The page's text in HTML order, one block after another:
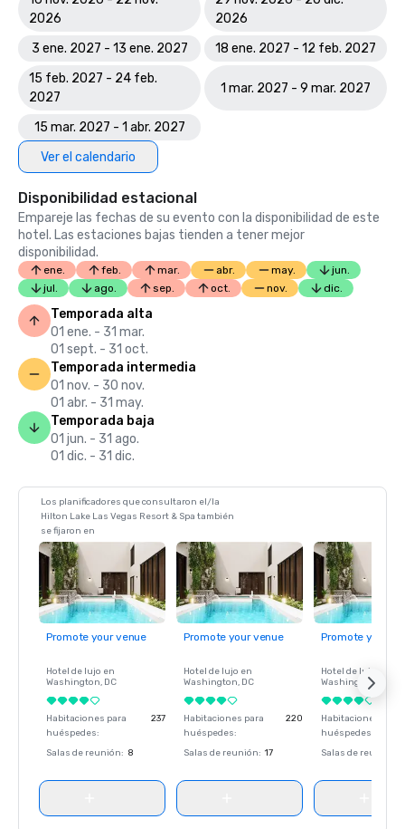
2026
2026
3 ene. 2027 - 13 ene. 2027
18 ene. 2027 - 12 feb. 2027
15 feb. 2027 - 24 feb.
2027
1 mar. 2027 - 9 mar. 2027
15 mar. 2027 - 1 abr. 2027
Ver el calendario
Disponibilidad estacional
Empareje las fechas de su evento con la disponibilidad de este
hotel. Las estaciones bajas tienden a tener mejor
disponibilidad.
ene. feb. mar. abr. may.
jun.
jul.
ago. sep. oct. nov. dic.
Temporada alta
01 ene. - 31 mar.
01 sept. - 31 oct.
Temporada intermedia
01 nov. - 30 nov.
01 abr. - 31 may.
Temporada baja
01 jun. - 31 ago.
01 dic. - 31 dic.
Los planificadores que consultaron el/la
Hilton Lake Las Vegas Resort & Spa también
se fijaron en
Promote your venue
Hotel de lujo en
Washington, DC
Habitaciones para
huéspedes:
237
Salas de reunión: 8
Promote your venue
Hotel de lujo en
Washington, DC
Habitaciones para
huéspedes:
220
Salas de reunión: 17
Promote your
Hotel de lujo en
Washington
Habitaciones para
huéspedes
Salas de reunión